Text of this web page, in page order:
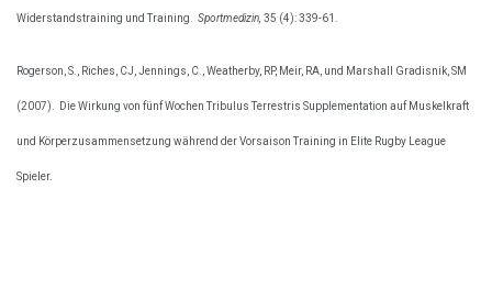
Widerstandstraining und Training. Sportmedizin, 35 (4): 339-61.
Rogerson, S., Riches, CJ, Jennings, C., Weatherby, RP, Meir, RA, und Marshall Gradisnik, SM
(2007). Die Wirkung von fünf Wochen Tribulus Terrestris Supplementation auf Muskelkraft
und Körperzusammensetzung während der Vorsaison Training in Elite Rugby League
Spieler.